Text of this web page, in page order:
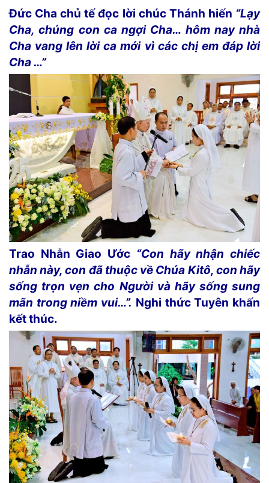
Đức Cha chủ tế đọc lời chúc Thánh hiến “Lạy
Cha, chúng con ca ngợi Cha… hôm nay nhà
Cha vang lên lời ca mới vì các chị em đáp lời
Cha …”
Trao Nhẫn Giao Ước “Con hãy nhận chiếc
nhẫn này, con đã thuộc về Chúa Kitô, con hãy
sống trọn vẹn cho Người và hãy sống sung
mãn trong niềm vui…”. Nghi thức Tuyên khấn
kết thúc.